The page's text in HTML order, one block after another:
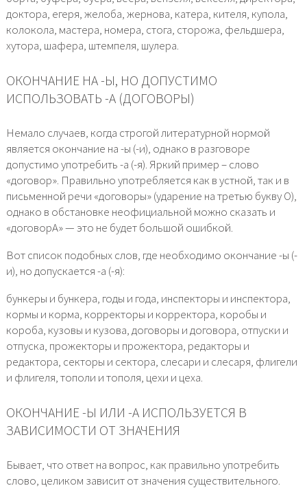
доктора, егеря, желоба, жернова, катера, кителя, купола,
колокола, мастера, номера, стога, сторожа, фельдшера,
хутора, шафера, штемпеля, шулера.
ОКОНЧАНИЕ НА -Ы, НО ДОПУСТИМО
ИСПОЛЬЗОВАТЬ -А (ДОГОВОРЫ)
Немало случаев, когда строгой литературной нормой
является окончание на -ы (-и), однако в разговоре
допустимо употребить -а (-я). Яркий пример – слово
«договор». Правильно употребляется как в устной, так и в
письменной речи «договоры» (ударение на третью букву О),
однако в обстановке неофициальной можно сказать и
«договорА» — это не будет большой ошибкой.
Вот список подобных слов, где необходимо окончание -ы (-
и), но допускается -а (-я):
бункеры и бункера, годы и года, инспекторы и инспектора,
кормы и корма, корректоры и корректора, коробы и
короба, кузовы и кузова, договоры и договора, отпуски и
отпуска, прожекторы и прожектора, редакторы и
редактора, секторы и сектора, слесари и слесаря, флигели
и флигеля, тополи и тополя, цехи и цеха.
ОКОНЧАНИЕ -Ы ИЛИ -А ИСПОЛЬЗУЕТСЯ В
ЗАВИСИМОСТИ ОТ ЗНАЧЕНИЯ
Бывает, что ответ на вопрос, как правильно употребить
слово, целиком зависит от значения существительного.